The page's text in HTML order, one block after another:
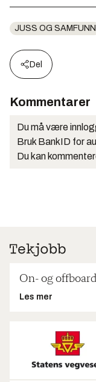
JUSS OG SAMFUNN
Del
Kommentarer
Du må være
Bruk BankID for
Du kan
On- og
Les mer